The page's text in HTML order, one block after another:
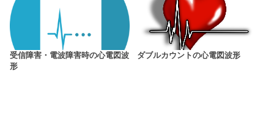
受信障害・電波障害時の心電図波
形
ダブルカウントの心電図波形